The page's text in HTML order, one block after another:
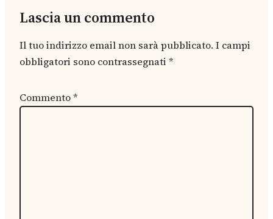
Lascia un commento
Il tuo indirizzo email non sarà pubblicato. I campi
obbligatori sono contrassegnati *
Commento*